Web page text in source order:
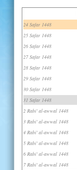
24 Safar 1448
25 Safar 1448
26 Safar 1448
27 Safar 1448
28 Safar 1448
29 Safar 1448
30 Safar 1448
31 Safar 1448
2 Rabi' al-awwal 1448
3 Rabi' al-awwal 1448
4 Rabi' al-awwal 1448
5 Rabi' al-awwal 1448
6 Rabi' al-awwal 1448
7 Rabi' al-awwal 1448